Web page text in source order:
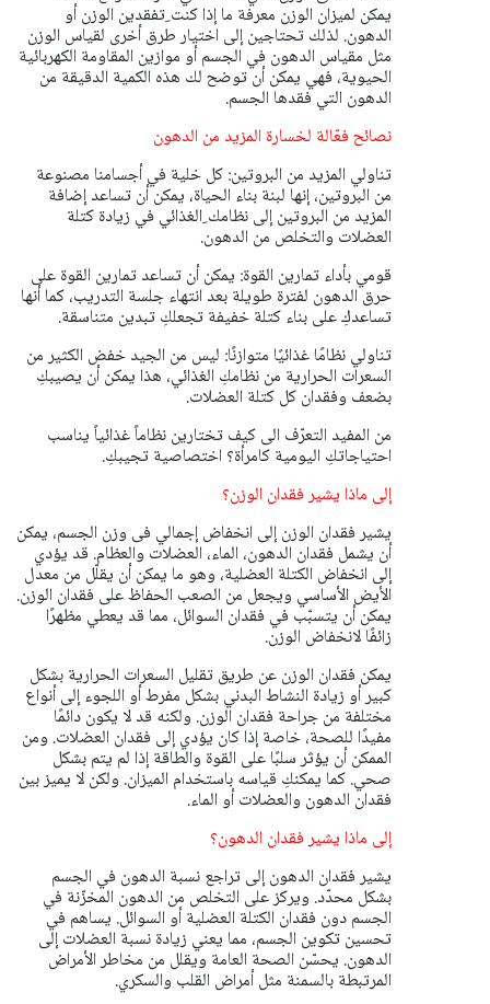
يمكن لميزان الوزن معرفة ما إذا كنت ِتفقدين الوزن أو
الدهون. لذلك تحتاجين إلى اختيار طرق أخرى لقياس الوزن
مثل مقياس الدهون في الجسم أو موازين المقاومة الكهربائية
الحيوية، فهي يمكن أن توضح لك هذه الكمية الدقيقة من
الدهون التي فقدها الجسم.
نصائح فعّالة لخسارة المزيد من الدهون
تناولي المزيد من البروتين: كل خلية في أجسامنا مصنوعة
من البروتين، إنها لبنة بناء الحياة، يمكن أن تساعد إضافة
المزيد من البروتين إلى نظامك ِالغذائي في زيادة كتلة
العضلات والتخلص من الدهون.
قومي بأداء تمارين القوة: يمكن أن تساعد تمارين القوة على
حرق الدهون لفترة طويلة بعد انتهاء جلسة التدريب، كما أنها
تساعدكِ على بناء كتلة خفيفة تجعلكِ تبدين متناسقة.
تناولي نظامًا غذائيًا متوازنًا: ليس من الجيد خفض الكثير من
السعرات الحرارية من نظامكِ الغذائي، هذا يمكن أن يصيبكِ
بضعف وفقدان كل كتلة العضلات.
من المفيد التعرّف الى كيف تختارين نظاماً غذائياً يناسب
احتياجاتكِ اليومية كامرأة؟ اختصاصية تجيبكِ.
إلى ماذا يشير فقدان الوزن؟
يشير فقدان الوزن إلى انخفاض إجمالي فى وزن الجسم، يمكن
أن يشمل فقدان الدهون، الماء، العضلات والعظام. قد يؤدي
إلى انخفاض الكتلة العضلية، وهو ما يمكن أن يقلّل من معدل
الأيض الأساسي ويجعل من الصعب الحفاظ على فقدان الوزن.
يمكن أن يتسبّب في فقدان السوائل، مما قد يعطي مظهرًا
زائفًا لانخفاض الوزن.
يمكن فقدان الوزن عن طريق تقليل السعرات الحرارية بشكل
كبير أو زيادة النشاط البدني بشكل مفرط أو اللجوء إلى أنواع
مختلفة من جراحة فقدان الوزن. ولكنه قد لا يكون دائمًا
مفيدًا للصحة، خاصة إذا كان يؤدي إلى فقدان العضلات. ومن
الممكن أن يؤثر سلبًا على القوة والطاقة إذا لم يتم بشكل
صحي. كما يمكنكِ قياسه باستخدام الميزان. ولكن لا يميز بين
فقدان الدهون والعضلات أو الماء.
إلى ماذا يشير فقدان الدهون؟
يشير فقدان الدهون إلى تراجع نسبة الدهون في الجسم
بشكل محدّد. ويركز على التخلص من الدهون المخزّنة في
الجسم دون فقدان الكتلة العضلية أو السوائل. يساهم في
تحسين تكوين الجسم، مما يعني زيادة نسبة العضلات إلى
الدهون. يحسّن الصحة العامة ويقلل من مخاطر الأمراض
المرتبطة بالسمنة مثل أمراض القلب والسكري.